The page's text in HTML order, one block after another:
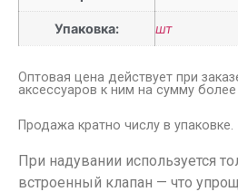
Упаковка: шт
Оптовая цена действует при
аксессуаров к ним на сумму более
Продажа кратно числу в упаковке.
При надувании используется
встроенный клапан — что